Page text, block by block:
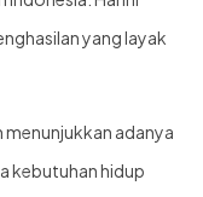
yang layak
adanya
kebutuhan hidup